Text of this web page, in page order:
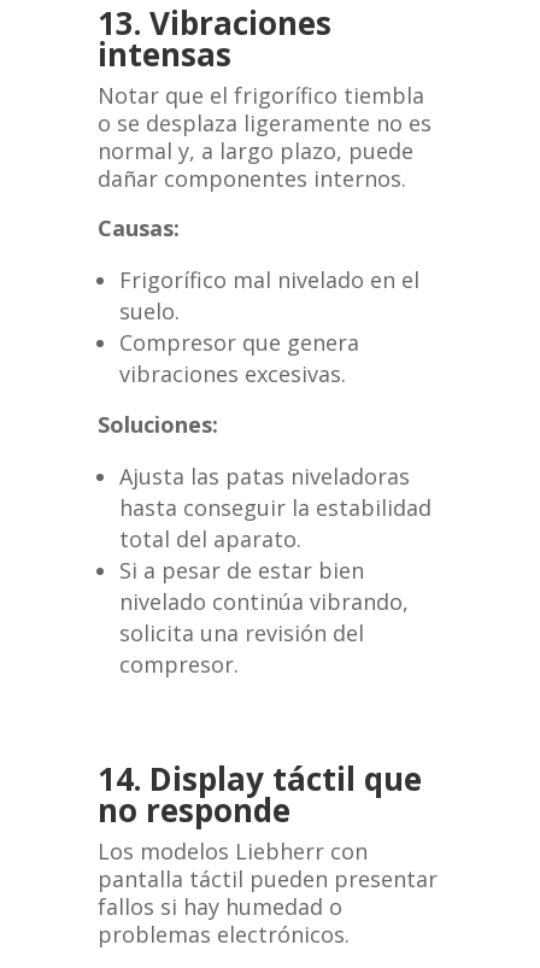
13. Vibraciones
intensas
Notar que el frigorífico tiembla
o se desplaza ligeramente no es
normal y, a largo plazo, puede
dañar componentes internos.
Causas:
Frigorífico mal nivelado en el
suelo.
Compresor que genera
vibraciones excesivas.
Soluciones:
Ajusta las patas niveladoras
hasta conseguir la estabilidad
total del aparato.
Si a pesar de estar bien
nivelado continúa vibrando,
solicita una revisión del
compresor.
14. Display táctil que
no responde
Los modelos Liebherr con
pantalla táctil pueden presentar
fallos si hay humedad o
problemas electrónicos.